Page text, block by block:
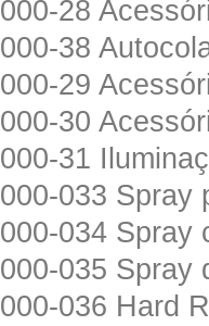
000-28
000-38
000-29
000-30
000-31
000-033 Spray
000-034
000-035
000-036 Hard